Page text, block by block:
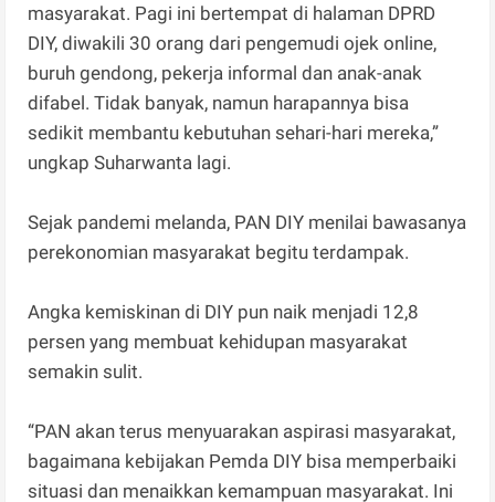
masyarakat. Pagi ini bertempat di halaman DPRD
DIY, diwakili 30 orang dari pengemudi ojek online,
buruh gendong, pekerja informal dan anak-anak
difabel. Tidak banyak, namun harapannya bisa
sedikit membantu kebutuhan sehari-hari mereka,”
ungkap Suharwanta lagi.
Sejak pandemi melanda, PAN DIY menilai bawasanya
perekonomian masyarakat begitu terdampak.
Angka kemiskinan di DIY pun naik menjadi 12,8
persen yang membuat kehidupan masyarakat
semakin sulit.
“PAN akan terus menyuarakan aspirasi masyarakat,
bagaimana kebijakan Pemda DIY bisa memperbaiki
situasi dan menaikkan kemampuan masyarakat. Ini